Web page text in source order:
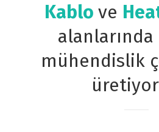
Kablo ve
alanlarında
mühendislik